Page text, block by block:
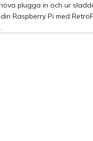
plugga in och ur
Raspberry Pi med